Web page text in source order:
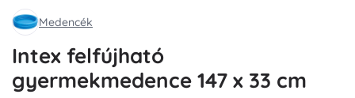
Medencék
Intex felfújható
gyermekmedence 147 x 33 cm